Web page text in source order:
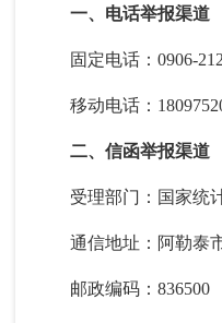
一、电话举报渠道
固定电话：0906-
移动电话：
二、信函举报渠道
受理部门：国家统计
通信地址：阿勒泰市
邮政编码：836500